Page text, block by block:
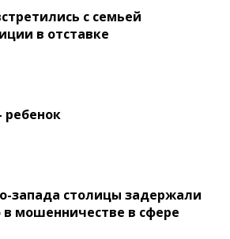
с семьей
в отставке
ребенок
запада столицы задержали
в мошенничестве в сфере